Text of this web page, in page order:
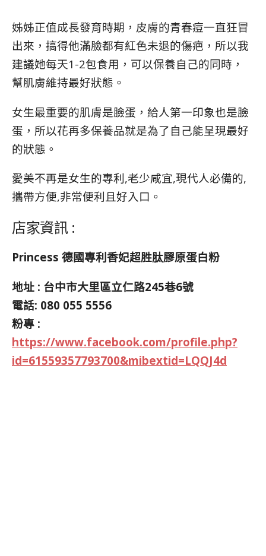
姊姊正值成長發育時期，皮膚的青春痘一直狂冒
出來，搞得他滿臉都有紅色未退的傷疤，所以我
建議她每天1-2包食用，可以保養自己的同時，
幫肌膚維持最好狀態。
女生最重要的肌膚是臉蛋，給人第一印象也是臉
蛋，所以花再多保養品就是為了自己能呈現最好
的狀態。
愛美不再是女生的專利,老少咸宜,現代人必備的,
攜帶方便,非常便利且好入口。
店家資訊 :
Princess 德國專利香妃超胜肽膠原蛋白粉
地址 : 台中市大里區立仁路245巷6號
電話: 080 055 5556
粉專 :
https://www.facebook.com/profile.php?
id=61559357793700&mibextid=LQQJ4d